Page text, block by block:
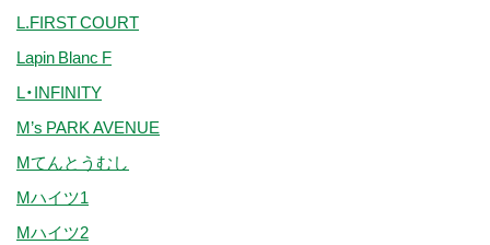
L.FIRST COURT
Lapin Blanc F
L・INFINITY
M’s PARK AVENUE
Mてんとうむし
Mハイツ1
Mハイツ2